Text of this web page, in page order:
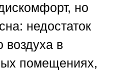
но
недостаток
воздуха в
помещениях,